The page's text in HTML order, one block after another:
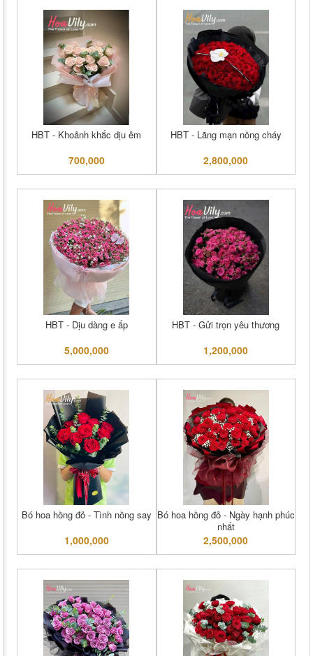
HBT - Khoảnh khắc dịu êm
700,000
HBT - Lãng mạn nồng cháy
2,800,000
HBT - Dịu dàng e ấp
5,000,000
HBT - Gửi trọn yêu thương
1,200,000
Bó hoa hồng đỏ - Tình nồng say
1,000,000
Bó hoa hồng đỏ - Ngày hạnh phúc
nhất
2,500,000